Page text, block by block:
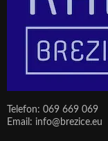
Telefon: 069 669 069
Email: info@brezice.eu